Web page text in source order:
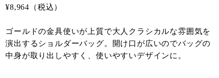
¥8,964（税込）
ゴールドの金具使いが上質で大人クラシカルな雰囲気を
演出するショルダーバッグ。開け口が広いのでバッグの
中身が取り出しやすく、使いやすいデザインに。